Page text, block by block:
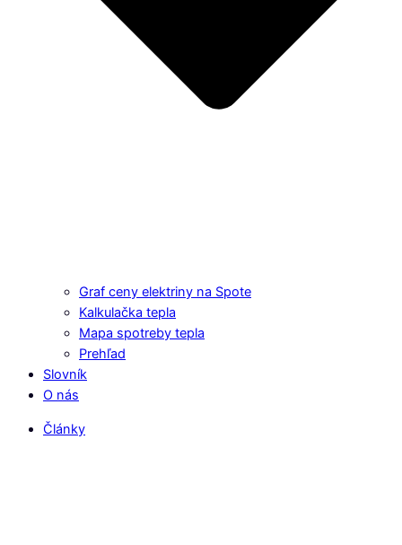
Graf ceny elektriny na Spote
Kalkulačka tepla
Mapa spotreby tepla
Prehľad
Slovník
O nás
Články